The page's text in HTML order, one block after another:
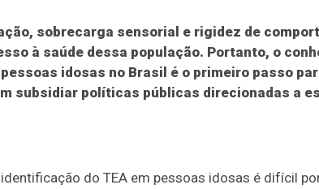
sobrecarga sensorial e rigidez de
à saúde dessa população. Portanto, o
idosas no Brasil é o primeiro passo
subsidiar políticas públicas direcionadas a
do TEA em pessoas idosas é difícil